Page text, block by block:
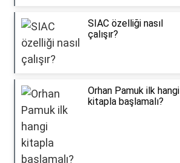
SIAC özelliği nasıl
çalışır?
Orhan Pamuk ilk hangi
kitapla başlamalı?